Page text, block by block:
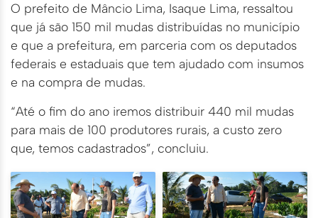
O prefeito de Mâncio Lima, Isaque Lima, ressaltou
que já são 150 mil mudas distribuídas no município
e que a prefeitura, em parceria com os deputados
federais e estaduais que tem ajudado com insumos
e na compra de mudas.
“Até o fim do ano iremos distribuir 440 mil mudas
para mais de 100 produtores rurais, a custo zero
que, temos cadastrados”, concluiu.